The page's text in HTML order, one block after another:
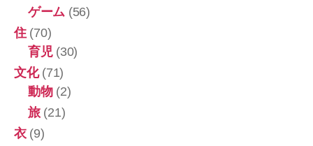
ゲーム (56)
住(70)
育児(30)
文化(71)
動物(2)
旅(21)
衣(9)